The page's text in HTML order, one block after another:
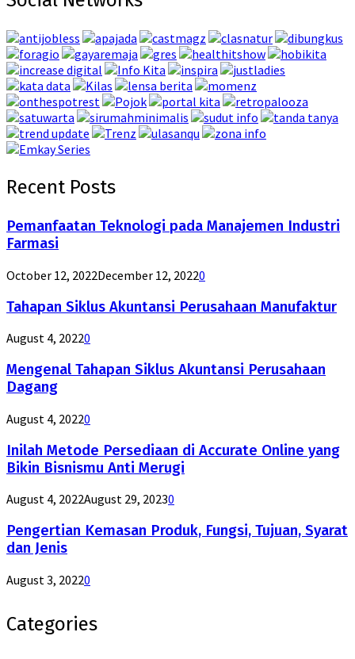
Recent Posts
Pemanfaatan Teknologi pada Manajemen Industri
Farmasi
October 12, 2022December 12, 20220
Tahapan Siklus Akuntansi Perusahaan Manufaktur
August 4, 20220
Mengenal Tahapan Siklus Akuntansi Perusahaan
Dagang
August 4, 20220
Inilah Metode Persediaan di Accurate Online yang
Bikin Bisnismu Anti Merugi
August 4, 2022August 29, 20230
Pengertian Kemasan Produk, Fungsi, Tujuan, Syarat
dan Jenis
August 3, 20220
Categories